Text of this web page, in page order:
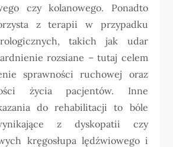
czy kolanowego. Ponadto
z terapii w przypadku
takich jak udar
rozsiane – tutaj celem
sprawności ruchowej oraz
życia pacjentów. Inne
do rehabilitacji to bóle
z dyskopatii czy
kręgosłupa lędźwiowego i